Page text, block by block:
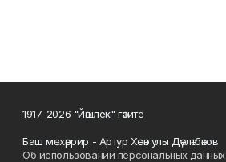
1917-2026 "Йәшлек" гәзите
Баш мөхәррир - Артур Хәсән улы Дәүләтбәков
Об использовании персональных данных